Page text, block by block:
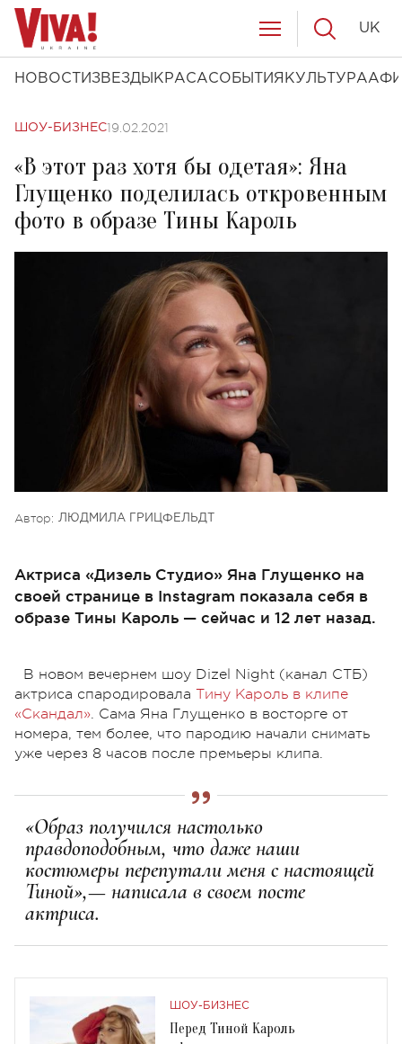
НОВОСТИ ЗВЕЗДЫ КРАСАСОБЫТИЯ КУЛЬТУРА
UK
ШОУ-БИЗНЕС19.02.2021
«В этот раз хотя бы одетая»: Яна
Глущенко поделилась откровенным
фото в образе Тины Кароль
Автор: ЛЮДМИЛА ГРИЦФЕЛЬДТ
Актриса «Дизель Студио» Яна Глущенко на
своей странице в Instagram показала себя в
образе Тины Кароль — сейчас и 12 лет назад.
В новом вечернем шоу Dizel Night (канал СТБ)
актриса спародировала Тину Кароль в клипе
«Скандал». Сама Яна Глущенко в восторге от
номера, тем более, что пародию начали снимать
уже через 8 часов после премьеры клипа.
«Образ получился настолько
правдоподобным, что даже наши
костюмеры перепутали меня с настоящей
Тиной»,— написала в своем посте
актриса.
ШОУ-БИЗНЕС
Перед Тиной Кароль